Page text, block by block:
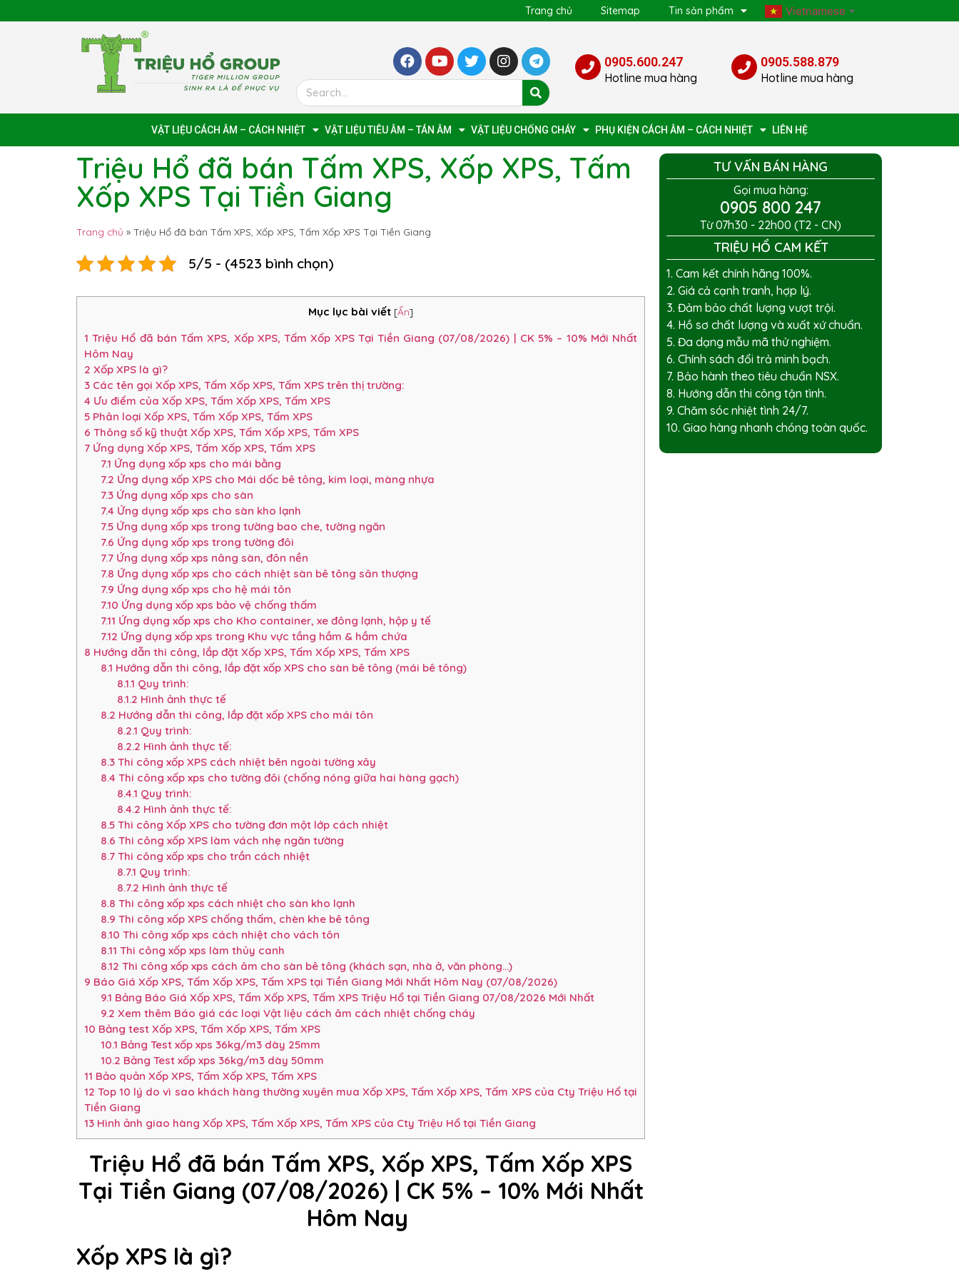
Trang chủ Sitemap Tin sản phẩm Vietnamese ▼
0905.600.247
Hotline mua hàng
0905.588.879
Hotline mua hàng
VẬT LIỆU CÁCH ÂM – CÁCH NHIỆT VẬT LIỆU TIÊU ÂM – TÁN ÂM VẬT LIỆU CHỐNG CHÁY PHỤ KIỆN CÁCH ÂM – CÁCH NHIỆT LIÊN HỆ
Triệu Hổ đã bán Tấm XPS, Xốp XPS, Tấm
Xốp XPS Tại Tiền Giang
Trang chủ » Triệu Hổ đã bán Tấm XPS, Xốp XPS, Tấm Xốp XPS Tại Tiền Giang
5/5 - (4523 bình chọn)
Mục lục bài viết [Ẩn]
1 Triệu Hổ đã bán Tấm XPS, Xốp XPS, Tấm Xốp XPS Tại Tiền Giang (07/08/2026) | CK 5% – 10% Mới Nhất
Hôm Nay
2 Xốp XPS là gì?
3 Các tên gọi Xốp XPS, Tấm Xốp XPS, Tấm XPS trên thị trường:
4 Ưu điểm của Xốp XPS, Tấm Xốp XPS, Tấm XPS
5 Phân loại Xốp XPS, Tấm Xốp XPS, Tấm XPS
6 Thông số kỹ thuật Xốp XPS, Tấm Xốp XPS, Tấm XPS
7 Ứng dụng Xốp XPS, Tấm Xốp XPS, Tấm XPS
7.1 Ứng dụng xốp xps cho mái bằng
7.2 Ứng dụng xốp XPS cho Mái dốc bê tông, kim loại, màng nhựa
7.3Ứng dụng xốp xps cho sàn
7.4 Ứng dụng xốp xps cho sàn kho lạnh
7.5Ứng dụng xốp xps trong tường bao che, tường ngăn
7.6 Ứng dụng xốp xps trong tường đôi
7.7Ứng dụng xốp xps nâng sàn, đôn nền
7.8 Ứng dụng xốp xps cho cách nhiệt sàn bê tông sân thượng
7.9 Ứng dụng xốp xps cho hệ mái tôn
7.10 Ứng dụng xốp xps bảo vệ chống thấm
7.11 Ứng dụng xốp xps cho Kho container, xe đông lạnh, hộp y tế
7.12 Ứng dụng xốp xps trong Khu vực tầng hầm & hầm chứa
8 Hướng dẫn thi công, lắp đặt Xốp XPS, Tấm Xốp XPS, Tấm XPS
8.1 Hướng dẫn thi công, lắp đặt xốp XPS cho sàn bê tông (mái bê tông)
8.1.1 Quy trình:
8.1.2 Hình ảnh thực tế
8.2 Hướng dẫn thi công, lắp đặt xốp XPS cho mái tôn
8.2.1 Quy trình:
8.2.2 Hình ảnh thực tế:
8.3Thi công xốp XPS cách nhiệt bên ngoài tường xây
8.4 Thi công xốp xps cho tường đôi (chống nóng giữa hai hàng gạch)
8.4.1 Quy trình:
8.4.2 Hình ảnh thực tế:
8.5Thi công Xốp XPS cho tường đơn một lớp cách nhiệt
8.6 Thi công xốp XPS làm vách nhẹ ngăn tường
8.7Thi công xốp xps cho trần cách nhiệt
8.7.1 Quy trình:
8.7.2 Hình ảnh thực tế
8.8 Thi công xốp xps cách nhiệt cho sàn kho lạnh
8.9 Thi công xốp XPS chống thấm, chèn khe bê tông
8.10 Thi công xốp xps cách nhiệt cho vách tôn
8.11 Thi công xốp xps làm thủy canh
8.12 Thi công xốp xps cách âm cho sàn bê tông (khách sạn, nhà ở, văn phòng…)
9 Báo Giá Xốp XPS, Tấm Xốp XPS, Tấm XPS tại Tiền Giang Mới Nhất Hôm Nay (07/08/2026)
9.1 Bảng Báo Giá Xốp XPS, Tấm Xốp XPS, Tấm XPS Triệu Hổ tại Tiền Giang 07/08/2026 Mới Nhất
9.2 Xem thêm Báo giá các loại Vật liệu cách âm cách nhiệt chống cháy
10 Bảng test Xốp XPS, Tấm Xốp XPS, Tấm XPS
10.1 Bảng Test xốp xps 36kg/m3 dày 25mm
10.2 Bảng Test xốp xps 36kg/m3 dày 50mm
11 Bảo quản Xốp XPS, Tấm Xốp XPS, Tấm XPS
12 Top 10 lý do vì sao khách hàng thường xuyên mua Xốp XPS, Tấm Xốp XPS, Tấm XPS của Cty Triệu Hổ tại
Tiền Giang
13 Hình ảnh giao hàng Xốp XPS, Tấm Xốp XPS, Tấm XPS của Cty Triệu Hổ tại Tiền Giang
Triệu Hổ đã bán Tấm XPS, Xốp XPS, Tấm Xốp XPS
Tại Tiền Giang (07/08/2026) | CK 5% – 10% Mới Nhất
Hôm Nay
Xốp XPS là gì?
TƯ VẤN BÁN HÀNG
Gọi mua hàng:
0905 800 247
Từ 07h30 - 22h00 (T2 - CN)
TRIỆU HỔ CAM KẾT
1. Cam kết chính hãng 100%.
2. Giá cả cạnh tranh, hợp lý.
3. Đảm bảo chất lượng vượt trội.
4. Hồ sơ chất lượng và xuất xứ chuẩn.
5. Đa dạng mẫu mã thử nghiệm.
6. Chính sách đổi trả minh bạch.
7. Bảo hành theo tiêu chuẩn NSX.
8. Hướng dẫn thi công tận tình.
9. Chăm sóc nhiệt tình 24/7.
10. Giao hàng nhanh chóng toàn quốc.